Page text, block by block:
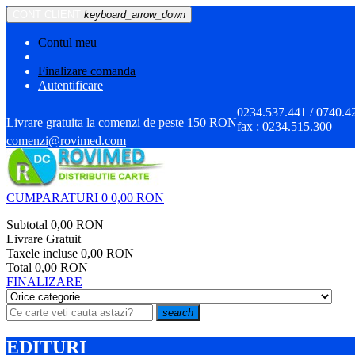
keyboard_arrow_down
Contul meu
Finalizare comanda
Autentificare
Livrare gratuita la comenzi de peste 150 RON
0234.537.441 /
fax : 0234.515.300
comenzi@rovimed.com
CUMPARATURI 0 0,00 RON
Subtotal 0,00 RON
Livrare Gratuit
Taxele incluse 0,00 RON
Total 0,00 RON
FINALIZARE
search
EDITURI